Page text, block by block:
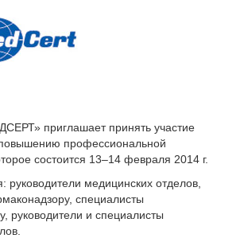
приглашает принять участие
профессиональной
состоится 13–14 февраля 2014 г.
руководители медицинских отделов,
специалисты
руководители и специалисты